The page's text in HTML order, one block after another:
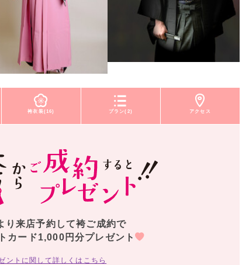
袴衣装(16) プラン(2) アクセス
り来店予約して袴ご成約で
カード1,000円分プレゼント
ントに関して詳しくはこちら